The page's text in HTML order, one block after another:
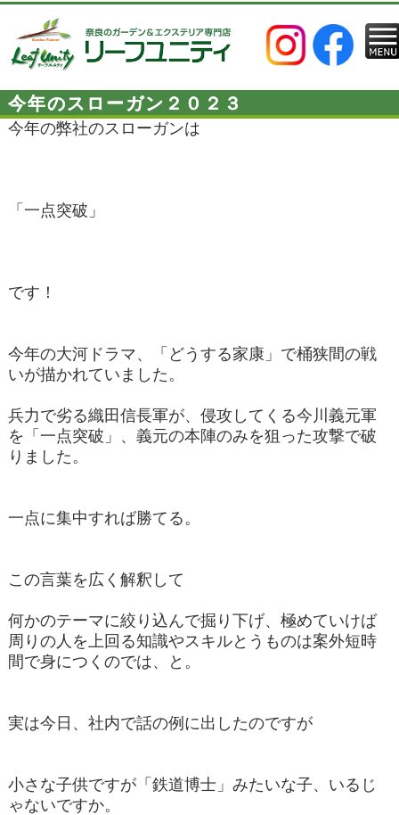
今年のスローガン２０２３
今年の弊社のスローガンは
「一点突破」
です！
今年の大河ドラマ、「どうする家康」で桶狭間の戦
いが描かれていました。
兵力で劣る織田信長軍が、侵攻してくる今川義元軍
を「一点突破」、義元の本陣のみを狙った攻撃で破
りました。
一点に集中すれば勝てる。
この言葉を広く解釈して
何かのテーマに絞り込んで掘り下げ、極めていけば
周りの人を上回る知識やスキルとうものは案外短時
間で身につくのでは、と。
実は今日、社内で話の例に出したのですが
小さな子供ですが「鉄道博士」みたいな子、いるじ
ゃないですか。